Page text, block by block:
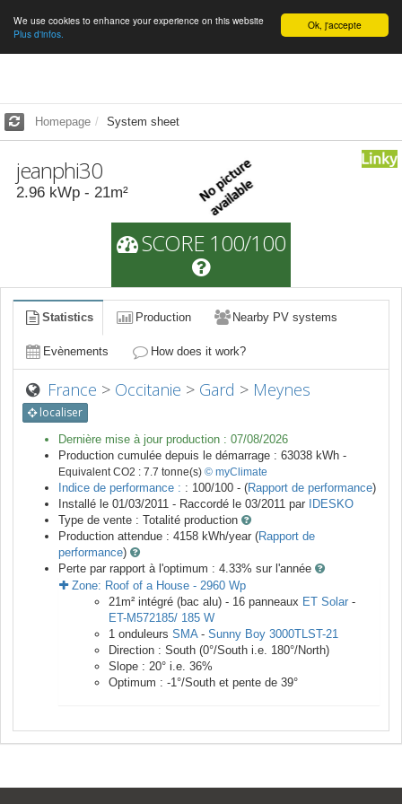
English Ok, j'accepte
We use cookies to enhance your experience on this website
Plus d'infos.
Homepage System sheet
jeanphi30
2.96 kWp - 21m²
SCORE 100/100
Statistics Production Nearby PV systems
Evènements How does it work?
France > Occitanie > Gard > Meynes
localiser
Dernière mise à jour production : 07/08/2026
Production cumulée depuis le démarrage : 63038 kWh -
Equivalent CO2 : 7.7 tonne(s) © myClimate
Indice de performance : : 100/100 - (Rapport de performance)
Installé le 01/03/2011 - Raccordé le 03/2011 par
IDESKO
Type de vente : Totalité production
Production attendue : 4158 kWh/year (Rapport de
performance)
Perte par rapport à l'optimum : 4.33% sur l'année
Zone: Roof of a House - 2960 Wp
21m² intégré (bac alu) - 16 panneaux ET Solar -
ET-M572185/ 185 W
1 onduleurs SMA- Sunny Boy 3000TLST-21
Direction : South (0°/South i.e. 180°/North)
Slope : 20° i.e. 36%
Optimum : -1°/South et pente de 39°